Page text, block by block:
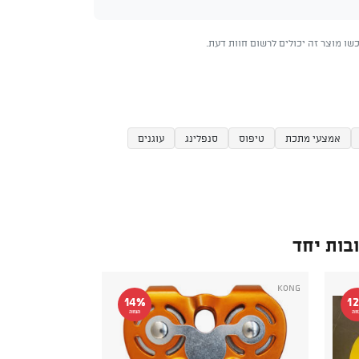
מוצר זה יכולים לרשום חוות דעת.
אמצעי מתכת טיפוס סנפלינג
עוגנים
יחד
14%
הנחה
Kong